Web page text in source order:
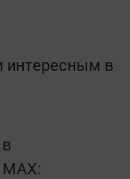
в